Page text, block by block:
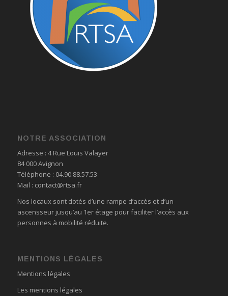
NOTRE ASSOCIATION
Adresse : 4 Rue Louis Valayer
84 000 Avignon
Téléphone : 04.90.88.57.53
Mail : contact@rtsa.fr
Nos locaux sont dotés d’une rampe d’accès et d’un
ascensseur jusqu’au 1er étage pour faciliter l’accès aux
personnes à mobilité réduite.
MENTIONS LÉGALES
Mentions légales
Les mentions légales